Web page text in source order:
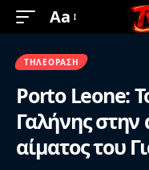
Aa
ΤΗΛΕΌΡΑΣΗ
Porto Leone:
Γαλήνης
αίματος του